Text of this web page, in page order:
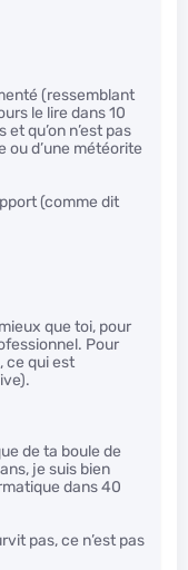
(ressemblant
le lire dans 10
qu’on n’est pas
ou d’une météorite
(comme dit
que toi, pour
Pour
ce qui est
de ta boule de
je suis bien
dans 40
pas, ce n’est pas